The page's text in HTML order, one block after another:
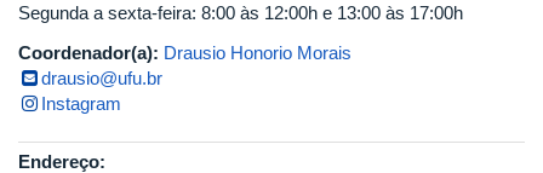
Segunda a sexta-feira: 8:00 às 12:00h e 13:00 às 17:00h
Coordenador(a): Drausio Honorio Morais
drausio@ufu.br
Instagram
Endereço: